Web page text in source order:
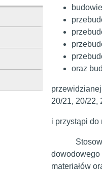
oraz
20/21, 20/22,
i przystąpi do
Stosownie
dowodowego
materiałów